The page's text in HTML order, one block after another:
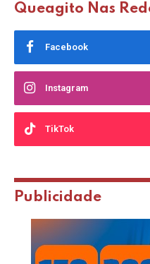
Queagito Nas
Facebook
Instagram
TikTok
Publicidade